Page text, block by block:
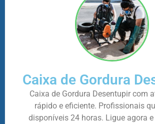
Caixa de Gordura
Caixa de Gordura Desentupir com
rápido e eficiente. Profissionais
disponíveis 24 horas. Ligue agora